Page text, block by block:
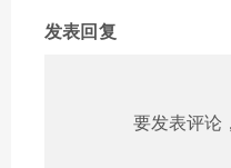
发表回复
要发表评论